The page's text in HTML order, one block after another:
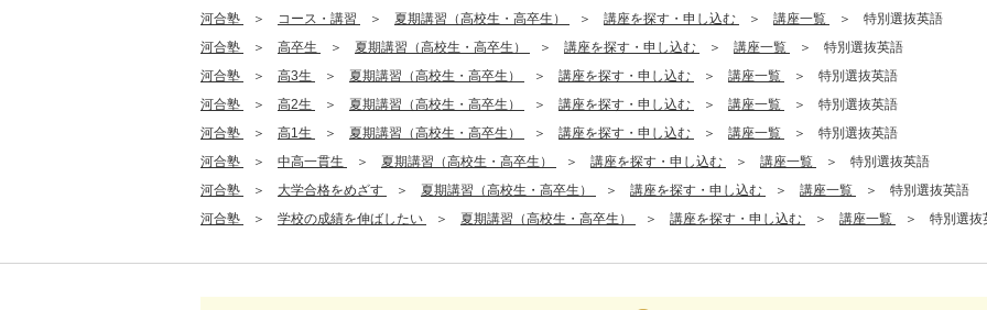
河合塾 コース・講習 夏期講習（高校生・高卒生） 講座を探す・申し込む 講座一覧
特別選抜英語
河合塾
高卒生 夏期講習（高校生・高卒生） 講座を探す・申し込む 講座一覧
特別選抜英語
河合塾
高3生 夏期講習（高校生・高卒生） 講座を探す・申し込む 講座一覧
特別選抜英語
河合塾
高2生 夏期講習（高校生・高卒生） 講座を探す・申し込む 講座一覧
特別選抜英語
河合塾
高1生 夏期講習（高校生・高卒生） 講座を探す・申し込む 講座一覧
特別選抜英語
河合塾
中高一貫生 夏期講習（高校生・高卒生） 講座を探す・申し込む 講座一覧
特別選抜英語
河合塾
大学合格をめざす 夏期講習（高校生・高卒生） 講座を探す・申し込む 講座一覧
特別選抜英語
河合塾
学校の成績を伸ばしたい 夏期講習（高校生・高卒生） 講座を探す・申し込む 講座一覧 特別選抜